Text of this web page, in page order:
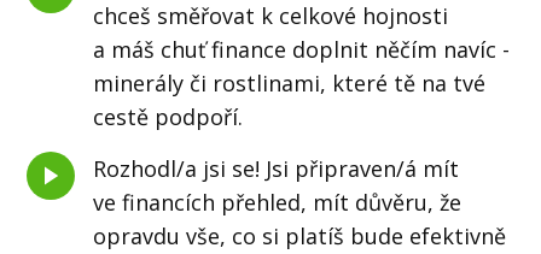
chceš směřovat k celkové hojnosti
a máš chuť finance doplnit něčím navíc -
minerály či rostlinami, které tě na tvé
cestě podpoří.
Rozhodl/a jsi se! Jsi připraven/á mít
ve financích přehled, mít důvěru, že
opravdu vše, co si platíš bude efektivně